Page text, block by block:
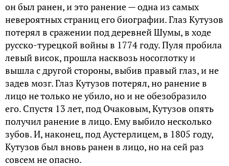
он был ранен, и это ранение — одна из самых
невероятных страниц его биографии. Глаз Кутузов
потерял в сражении под деревней Шумы, в ходе
русско-турецкой войны в 1774 году. Пуля пробила
левый висок, прошла насквозь носоглотку и
вышла с другой стороны, выбив правый глаз, и не
задев мозг. Глаз Кутузов потерял, но ранение в
лицо не только не убило, но и не обезобразило
его. Спустя 13 лет, под Очаковым, Кутузов опять
получил ранение в лицо. Ему выбило несколько
зубов. И, наконец, под Аустерлицем, в 1805 году,
Кутузов был вновь ранен в лицо, но на сей раз
совсем не опасно.